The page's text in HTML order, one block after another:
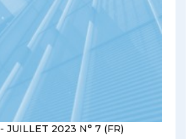
JUILLET 2023 N° 7 (FR)